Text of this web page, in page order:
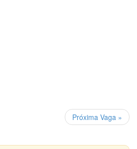
Próxima Vaga »